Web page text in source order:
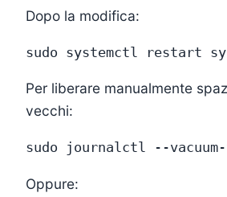
Dopo la modifica:
Per liberare manualmente
vecchi:
Oppure: